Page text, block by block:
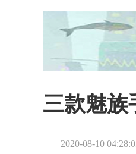
三款魅族
2020-08-10